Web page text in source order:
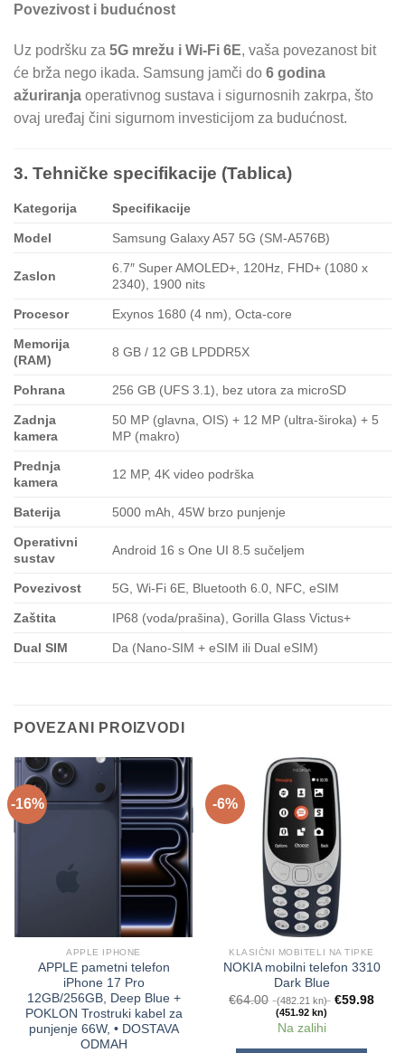
Povezivost i budućnost
Uz podršku za 5G mrežu i Wi-Fi 6E, vaša povezanost bit
će brža nego ikada. Samsung jamči do 6 godina
ažuriranja operativnog sustava i sigurnosnih zakrpa, što
ovaj uređaj čini sigurnom investicijom za budućnost.
3. Tehničke specifikacije (Tablica)
Kategorija Specifikacije
Model Samsung Galaxy A57 5G (SM-A576B)
Zaslon
6.7″ Super AMOLED+, 120Hz, FHD+ (1080 x
2340), 1900 nits
Procesor Exynos 1680 (4 nm), Octa-core
Memorija
(RAM)
8 GB / 12 GB LPDDR5X
Pohrana 256 GB (UFS 3.1), bez utora za microSD
Zadnja
kamera
50 MP (glavna, OIS) + 12 MP (ultra-široka) + 5
MP (makro)
Prednja
kamera
12 MP, 4K video podrška
Baterija 5000 mAh, 45W brzo punjenje
Operativni
sustav
Android 16 s One UI 8.5 sučeljem
Povezivost 5G, Wi-Fi 6E, Bluetooth 6.0, NFC, eSIM
Zaštita IP68 (voda/prašina), Gorilla Glass Victus+
Dual SIM Da (Nano-SIM + eSIM ili Dual eSIM)
POVEZANI PROIZVODI
-16%
APPLE IPHONE
APPLE pametni telefon
iPhone 17 Pro
12GB/256GB, Deep Blue +
POKLON Trostruki kabel za
punjenje 66W, • DOSTAVA
ODMAH
-6%
KLASIČNI MOBITELI NA TIPKE
NOKIA mobilni telefon 3310
Dark Blue
€64.00 (482.21 kn) €59.98
(451.92 kn)
Na zalihi